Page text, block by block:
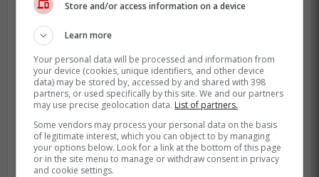
Il aurait eu toutes les raisons du monde de
ne pas se présenter ou d'arriver en retard,
mais il s'est présenté à l'heure, même si ça
a du être plus pressant. On voit clairement
que c'était important pour lui et qu'il ne
manquera pas à ses engagements.
Store and/or access information on a device
Learn more
Your personal data will be processed and information from
your device (cookies, unique identifiers, and other device
data) may be stored by, accessed by and shared with 398
partners, or used specifically by this site. We and our partners
may use precise geolocation data. List of partners.
Some vendors may process your personal data on the basis
of legitimate interest, which you can object to by managing
your options below. Look for a link at the bottom of this page
or in the site menu to manage or withdraw consent in privacy
and cookie settings.